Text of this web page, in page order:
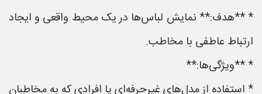
* **هدف:** نمایش لباس‌ها در یک محیط واقعی و ایجاد
ارتباط عاطفی با مخاطب.
* **ویژگی‌ها:**
* استفاده از مدل‌های غیرحرفه‌ای یا افرادی که به مخاطبان